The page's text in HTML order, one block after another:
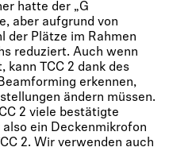
hatte der „G
aber aufgrund von
der Plätze im Rahmen
reduziert. Auch wenn
kann TCC 2 dank des
erkennen,
ändern müssen.
2 viele bestätigte
ein Deckenmikrofon
2. Wir verwenden auch